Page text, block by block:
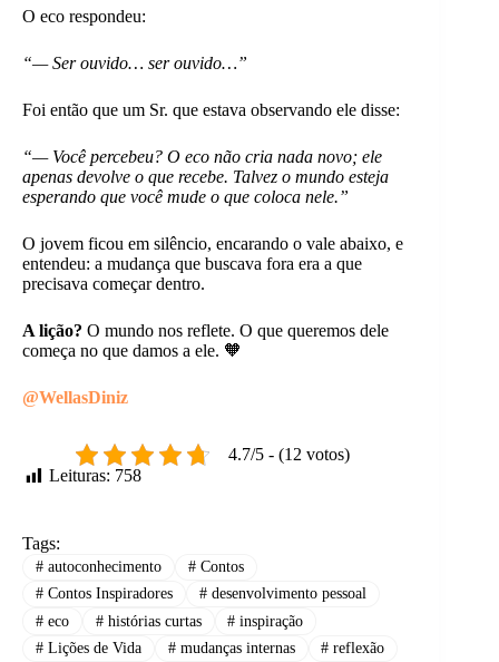
O eco respondeu:
“— Ser ouvido… ser ouvido…”
Foi então que um Sr. que estava observando ele disse:
“— Você percebeu? O eco não cria nada novo; ele
apenas devolve o que recebe. Talvez o mundo esteja
esperando que você mude o que coloca nele.”
O jovem ficou em silêncio, encarando o vale abaixo, e
entendeu: a mudança que buscava fora era a que
precisava começar dentro.
A lição? O mundo nos reflete. O que queremos dele
começa no que damos a ele. 🧡
@WellasDiniz
4.7/5 - (12 votos)
Leituras: 758
Tags:
#autoconhecimento #Contos
#Contos Inspiradores #desenvolvimento pessoal
#eco #histórias curtas # inspiração
#Lições de Vida #mudanças internas # reflexão